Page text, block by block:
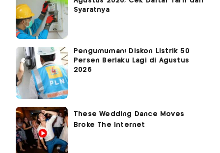
Syaratnya
Pengumuman! Diskon Listrik 50
Persen Berlaku Lagi di Agustus
2026